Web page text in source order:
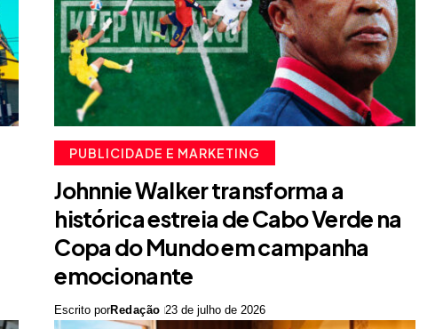
PUBLICIDADE E MARKETING
Johnnie Walker transforma a
histórica estreia de Cabo Verde na
Copa do Mundo em campanha
emocionante
Escrito porRedação 23 de julho de 2026